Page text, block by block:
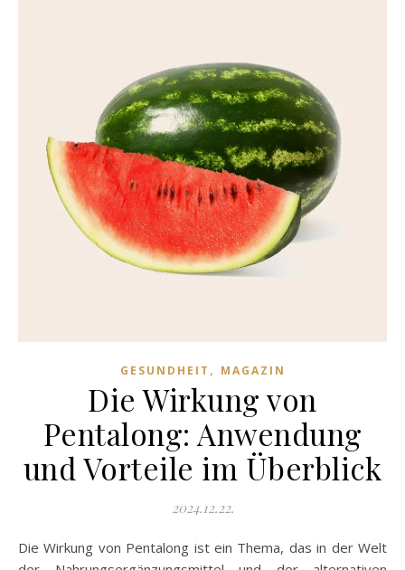
GESUNDHEIT , MAGAZIN
Die Wirkung von
Pentalong: Anwendung
und Vorteile im Überblick
2024.12.22.
Die Wirkung von Pentalong ist ein Thema, das in der Welt